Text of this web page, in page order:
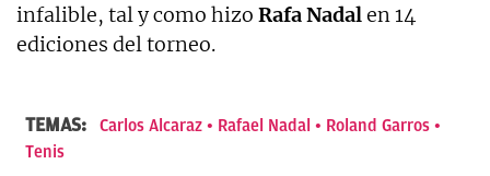
infalible, tal y como hizo Rafa Nadalen 14
ediciones del torneo.
TEMAS: Carlos Alcaraz Rafael Nadal
Roland Garros
Tenis